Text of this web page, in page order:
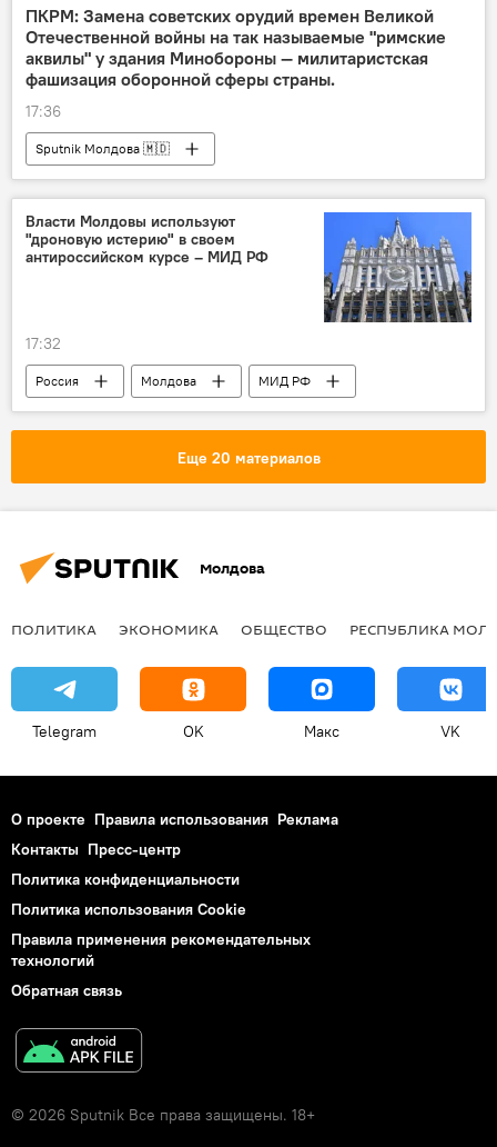
ПКРМ: Замена советских орудий времен Великой
Отечественной войны на так называемые "римские
аквилы" у здания Минобороны — милитаристская
фашизация оборонной сферы страны.
17:36
Sputnik Молдова 🇲🇩
Власти Молдовы используют
"дроновую истерию" в своем
антироссийском курсе – МИД РФ
17:32
Россия Молдова МИД РФ
Еще 20 материалов
Молдова
ПОЛИТИКА ЭКОНОМИКА ОБЩЕСТВО РЕСПУБЛИКА
Telegram OK Макс VK
О проекте Правила использования Реклама
Контакты Пресс-центр
Политика конфиденциальности
Политика использования Cookie
Правила применения рекомендательных
технологий
Обратная связь
© 2026 Sputnik Все права защищены. 18+